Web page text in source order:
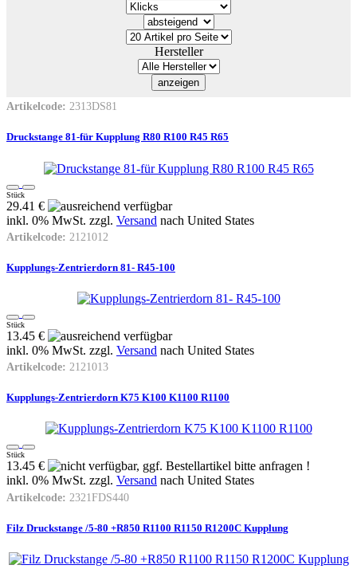
Hersteller
Artikelcode: 2313DS81
Druckstange 81-für Kupplung R80 R100 R45 R65
Stück
29.41 €
inkl. 0% MwSt. zzgl. Versand nach United States
Artikelcode: 2121012
Kupplungs-Zentrierdorn 81- R45-100
Stück
13.45 €
inkl. 0% MwSt. zzgl. Versand nach United States
Artikelcode: 2121013
Kupplungs-Zentrierdorn K75 K100 K1100 R1100
Stück
13.45 €
inkl. 0% MwSt. zzgl. Versand nach United States
Artikelcode: 2321FDS440
Filz Druckstange /5-80 +R850 R1100 R1150 R1200C Kupplung